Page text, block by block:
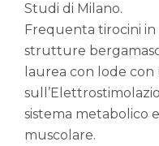
Studi di Milano.
Frequenta tirocini
strutture
laurea con lode
sistema metabolico
muscolare.